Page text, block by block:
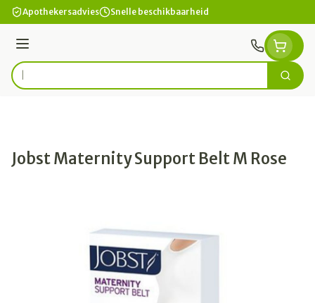
Ga naar de inhoud
Apothekersadvies Snelle beschikbaarheid
Menu
Product, merk, categorie... Zoek
Jobst Maternity Support Belt M Rose